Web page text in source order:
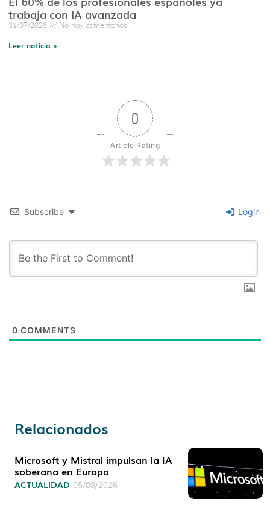
trabaja con IA avanzada
31/07/2026 No hay comentarios
Leer noticia »
0
Article Rating
Subscribe Login
0 COMMENTS
Relacionados
Microsoft y Mistral impulsan la IA
soberana en Europa
ACTUALIDAD 05/08/2026